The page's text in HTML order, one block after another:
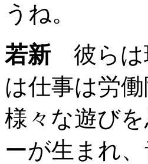
うね。
若新 彼らは
は仕事は労
様々な遊び
ーが生まれ